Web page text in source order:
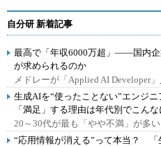
自分研 新着記事
最高で「年収6000万超」――国内
が求められるのか
メドレーが「Applied AI Developer」
生成AIを“使ったことない”エンジ
「満足」する理由は年代別でこん
20～30代が最も「やや不満」が多い
“応用情報が消える”って本当？